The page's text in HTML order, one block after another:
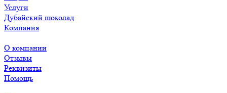
Услуги
Дубайский шоколад
Компания
О компании
Отзывы
Реквизиты
Помощь